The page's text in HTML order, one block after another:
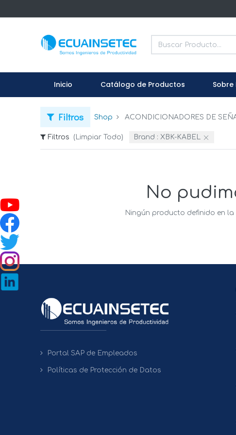
Inicio Catálogo de Productos
Filtros Shop ACONDICIONADORES DE
Filtros (Limpiar Todo) Brand : XBK-KABEL
No
Ningún producto definido en
Portal SAP de Empleados
Políticas de Protección de Datos